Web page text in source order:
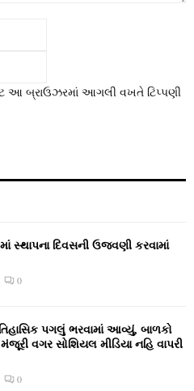
આ બ્રાઉઝરમાં આગલી વખતે ટિપ્પણી
સ્થાપના દિવસની ઉજવણી કરવામાં
0
પગલું ભરવામાં આવ્યું, બાળકો
મંજૂરી વગર સોશિયલ મીડિયા નહિ વાપરી
0